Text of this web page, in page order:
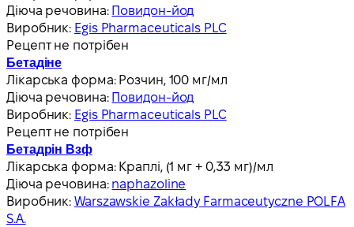
Діюча речовина: Повидон-йод
Виробник: Egis Pharmaceuticals PLC
Рецепт не потрібен
Бетадіне
Лікарська форма: Розчин, 100 мг/мл
Діюча речовина: Повидон-йод
Виробник: Egis Pharmaceuticals PLC
Рецепт не потрібен
Бетадрін Взф
Лікарська форма: Краплі, (1 мг + 0,33 мг)/мл
Діюча речовина: naphazoline
Виробник:Warszawskie Zakłady Farmaceutyczne POLFA
S.A.